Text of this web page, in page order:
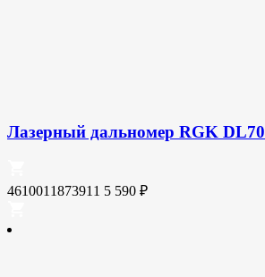
Лазерный дальномер RGK DL70
4610011873911 5 590 ₽